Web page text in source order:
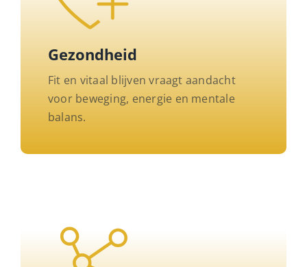
Gezondheid
Fit en vitaal blijven vraagt aandacht
voor beweging, energie en mentale
balans.